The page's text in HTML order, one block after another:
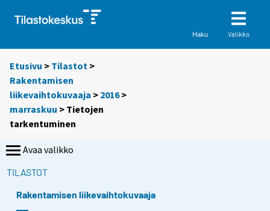
Haku Valikko
Etusivu > Tilastot >
Rakentamisen
liikevaihtokuvaaja > 2016>
marraskuu > Tietojen
tarkentuminen
Avaa valikko
TILASTOT
Rakentamisen liikevaihtokuvaaja